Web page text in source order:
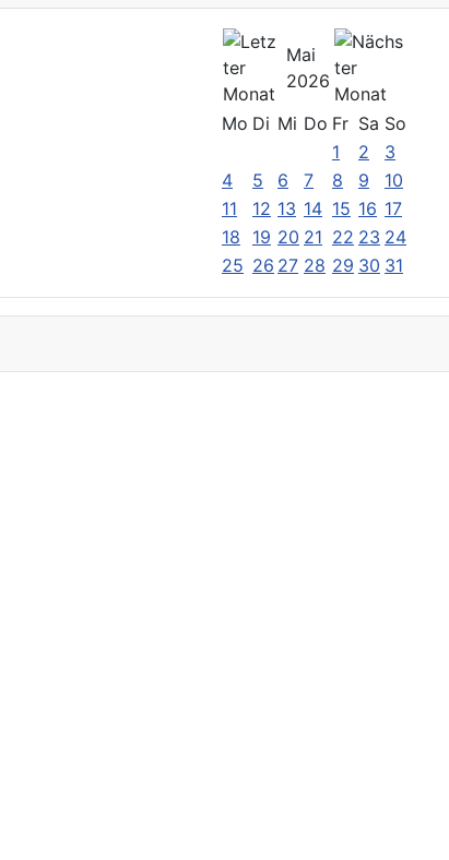
Mai
2026
Mo Di Mi Do Fr Sa So
1
2
3
4
5 6 7 8 9
10
11
12 13 14 15 16 17
18
19 20 21 22 23 24
25 26 27 28 29 30 31